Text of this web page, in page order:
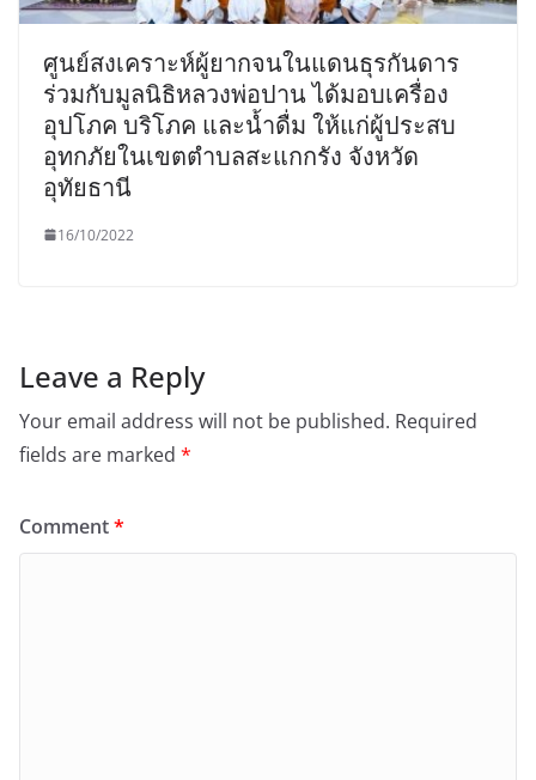
ศูนย์สงเคราะห์ผู้ยากจนในแดนธุรกันดาร
ร่วมกับมูลนิธิหลวงพ่อปาน ได้มอบเครื่อง
อุปโภค บริโภค และน้ำดื่ม ให้แก่ผู้ประสบ
อุทกภัยในเขตตำบลสะแกกรัง จังหวัด
อุทัยธานี
16/10/2022
Leave a Reply
Your email address will not be published. Required
fields are marked *
Comment*